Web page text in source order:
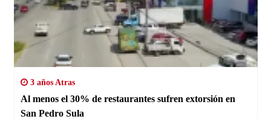
3 años Atras
Al menos el 30% de restaurantes sufren extorsión en
San Pedro Sula